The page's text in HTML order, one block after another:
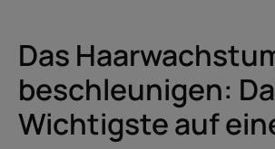
Das
beschleunigen:
Wichtigste auf